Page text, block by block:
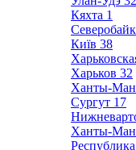
Кяхта 1
Київ 38
Харьков 32
Ханты-
Сургут 17
Ханты-